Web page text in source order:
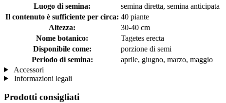
Luogo di semina:
semina diretta, semina anticipata
Il contenuto è sufficiente per circa: 40 piante
Altezza:
30-40 cm
Nome botanico:
Tagetes erecta
Disponibile come:
porzione di semi
Periodo di semina:
aprile, giugno, marzo, maggio
Accessori
Informazioni legali
Prodotti consigliati